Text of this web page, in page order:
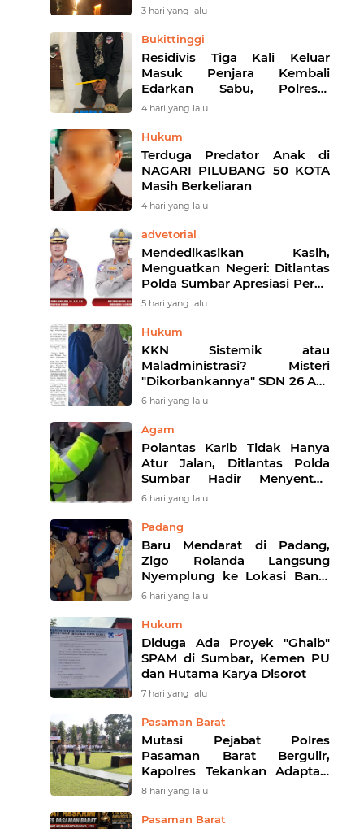
3 hari yang lalu
Bukittinggi
Residivis Tiga Kali Keluar
Masuk Penjara Kembali
Edarkan Sabu, Polresta
Bukittinggi Sita 62 Paket Siap
4 hari yang lalu
Hukum
Terduga Predator Anak di
NAGARI PILUBANG 50 KOTA
Masih Berkeliaran
4 hari yang lalu
advetorial
Mendedikasikan Kasih,
Menguatkan Negeri: Ditlantas
Polda Sumbar Apresiasi Peran
Dharma Wanita sebagai Pilar
5 hari yang lalu
Hukum
KKN Sistemik atau
Maladministrasi? Misteri
"Dikorbankannya" SDN 26 ATT
Menguji Transparansi Pemkot
6 hari yang lalu
Agam
Polantas Karib Tidak Hanya
Atur Jalan, Ditlantas Polda
Sumbar Hadir Menyentuh
Denyut Ekonomi Rakyat
6 hari yang lalu
Padang
Baru Mendarat di Padang,
Zigo Rolanda Langsung
Nyemplung ke Lokasi Banjir
Dampingi Fadly Amran
6 hari yang lalu
Hukum
Diduga Ada Proyek "Ghaib"
SPAM di Sumbar, Kemen PU
dan Hutama Karya Disorot
7 hari yang lalu
Pasaman Barat
Mutasi Pejabat Polres
Pasaman Barat Bergulir,
Kapolres Tekankan Adaptasi
Cepat dan Penguatan
8 hari yang lalu
Pasaman Barat